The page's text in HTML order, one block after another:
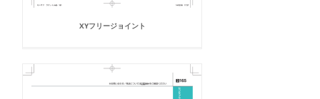
XYフリージョイント